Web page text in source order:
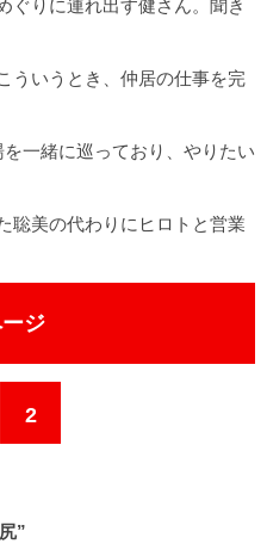
ぐりに連れ出す健さん。聞き
ういうとき、仲居の仕事を完
一緒に巡っており、やりたい
聡美の代わりにヒロトと営業
ジ
2
”